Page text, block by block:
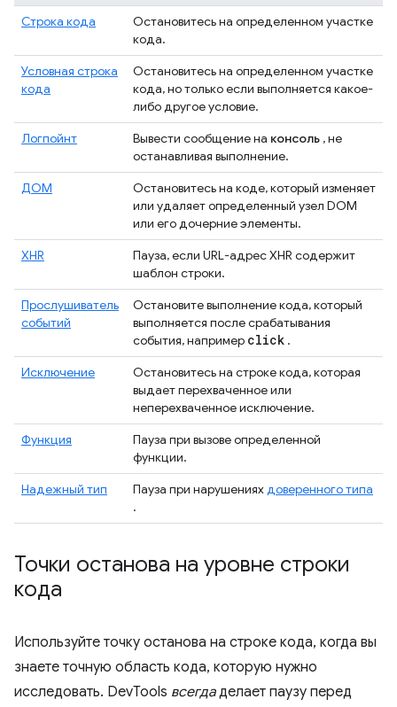
Строка кода
Остановитесь на определенном участке
кода.
Условная строка
кода
Остановитесь на определенном участке
кода, но только если выполняется какое-
либо другое условие.
Логпойнт
Вывести сообщение на консоль , не
останавливая выполнение.
ДОМ
Остановитесь на коде, который изменяет
или удаляет определенный узел DOM
или его дочерние элементы.
XHR
Пауза, если URL-адрес XHR содержит
шаблон строки.
Прослушиватель
событий
Остановите выполнение кода, который
выполняется после срабатывания
события, например click .
Исключение
Остановитесь на строке кода, которая
выдает перехваченное или
неперехваченное исключение.
Функция
Пауза при вызове определенной
функции.
Надежный тип
Пауза при нарушенияхдоверенного типа
.
Точки останова на уровне строки
кода
Используйте точку останова на строке кода, когда вы
знаете точную область кода, которую нужно
исследовать. DevTools всегдаделает паузу перед